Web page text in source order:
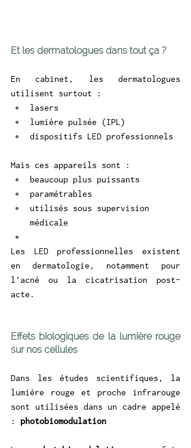
Et les dermatologues dans tout ça ?
En cabinet, les dermatologues
utilisent surtout :
lasers
lumière pulsée (IPL)
dispositifs LED professionnels
Mais ces appareils sont :
beaucoup plus puissants
paramétrables
utilisés sous supervision
médicale
Les LED professionnelles existent
en dermatologie, notamment pour
l’acné ou la cicatrisation post-
acte.
Effets biologiques de la lumière rouge
sur nos cellules
Dans les études scientifiques, la
lumière rouge et proche infrarouge
sont utilisées dans un cadre appelé
: photobiomodulation